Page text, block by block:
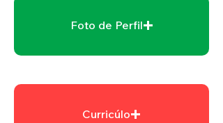
Foto de Perfil
Curricúlo